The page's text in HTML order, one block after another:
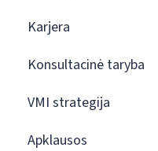
Karjera
Konsultacinė taryba
VMI strategija
Apklausos